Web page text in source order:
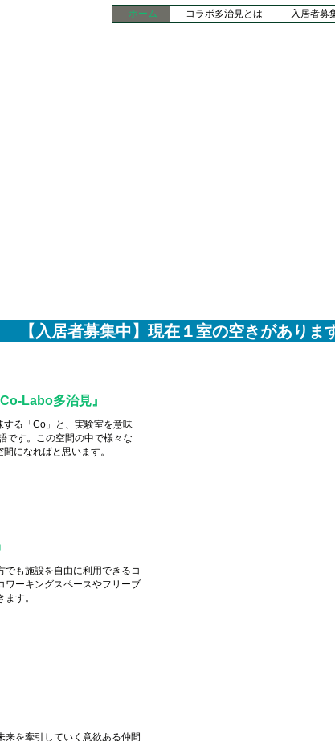
ホーム コラボ多治見とは 入居者募
【入居者募集中】現在１室の空きがありま
Labo多治見』
る「Co」と、実験室を意味
です。この空間の中で様々な
になればと思います。
も施設を自由に利用できるコ
ワーキングスペースやフリーブ
す。
来を牽引していく意欲ある仲間